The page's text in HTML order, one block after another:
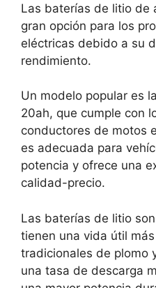
Las baterías de litio de
gran opción para los
eléctricas debido a su
rendimiento.
Un modelo popular es
20ah, que cumple con
conductores de motos
es adecuada para
potencia y ofrece una
calidad-precio.
Las baterías de litio
tienen una vida útil
tradicionales de plomo
una tasa de descarga